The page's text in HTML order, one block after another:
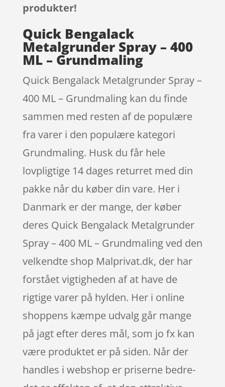
produkter!
Quick Bengalack
Metalgrunder Spray – 400
ML – Grundmaling
Quick Bengalack Metalgrunder Spray –
400 ML – Grundmaling kan du finde
sammen med resten af de populære
fra varer i den populære kategori
Grundmaling. Husk du får hele
lovpligtige 14 dages returret med din
pakke når du køber din vare. Her i
Danmark er der mange, der køber
deres Quick Bengalack Metalgrunder
Spray – 400 ML – Grundmaling ved den
velkendte shop Malprivat.dk, der har
forstået vigtigheden af at have de
rigtige varer på hylden. Her i online
shoppens kæmpe udvalg går mange
på jagt efter deres mål, som jo fx kan
være produktet er på siden. Når der
handles i webshop er priserne bedre-